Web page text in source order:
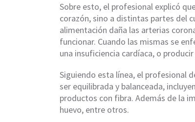
Sobre esto, el profesional explicó
corazón, sino a distintas partes del
alimentación daña las arterias
funcionar. Cuando las mismas se
una insuficiencia cardíaca, o
Siguiendo esta línea, el profesional
ser equilibrada y balanceada,
productos con fibra. Además de la
huevo, entre otros.